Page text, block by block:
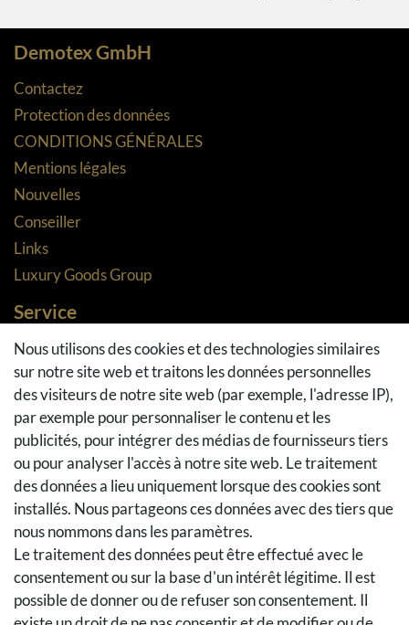
Demotex GmbH
Contactez
Protection des données
CONDITIONS GÉNÉRALES
Mentions légales
Nouvelles
Conseiller
Links
Luxury Goods Group
Service
Méthodes de paiement
Méthodes et coûts de transport
Droit de rétractation
Retours
Se rétracter du contrat
Panier d'achat
A la caisse
Aide
Social Media
Facebook
Nous utilisons des cookies et des technologies similaires
sur notre site web et traitons les données personnelles
des visiteurs de notre site web (par exemple, l'adresse IP),
par exemple pour personnaliser le contenu et les
publicités, pour intégrer des médias de fournisseurs tiers
ou pour analyser l'accès à notre site web. Le traitement
des données a lieu uniquement lorsque des cookies sont
installés. Nous partageons ces données avec des tiers que
nous nommons dans les paramètres.
Le traitement des données peut être effectué avec le
consentement ou sur la base d'un intérêt légitime. Il est
possible de donner ou de refuser son consentement. Il